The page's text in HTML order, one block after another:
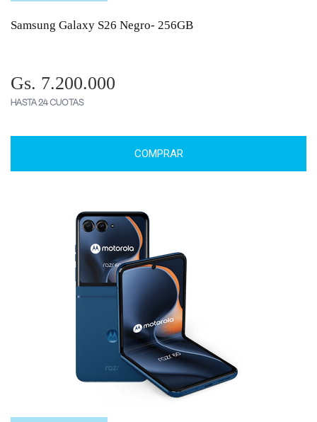
Samsung Galaxy S26 Negro- 256GB
Gs. 7.200.000
HASTA 24 CUOTAS
COMPRAR